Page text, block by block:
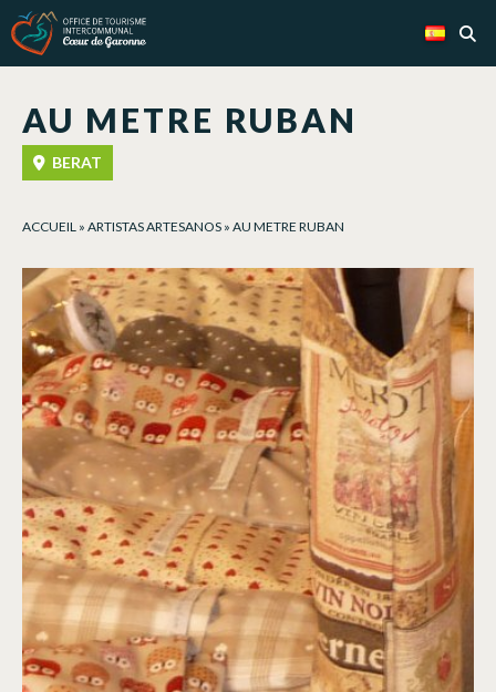
AU METRE RUBAN
BERAT
ACCUEIL » ARTISTAS ARTESANOS » AU METRE RUBAN
Panel de gestión de cookies